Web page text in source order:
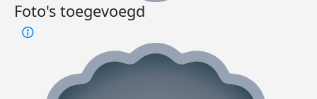
Foto's toegevoegd